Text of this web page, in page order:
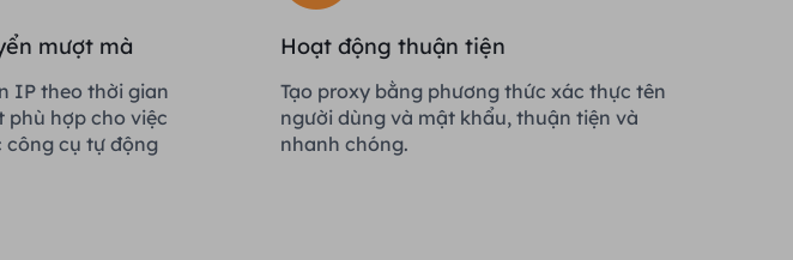
mượt mà
IP theo thời gian
phù hợp cho việc
công cụ tự động
Hoạt động thuận tiện
Tạo proxy bằng phương thức xác thực tên
người dùng và mật khẩu, thuận tiện và
nhanh chóng.